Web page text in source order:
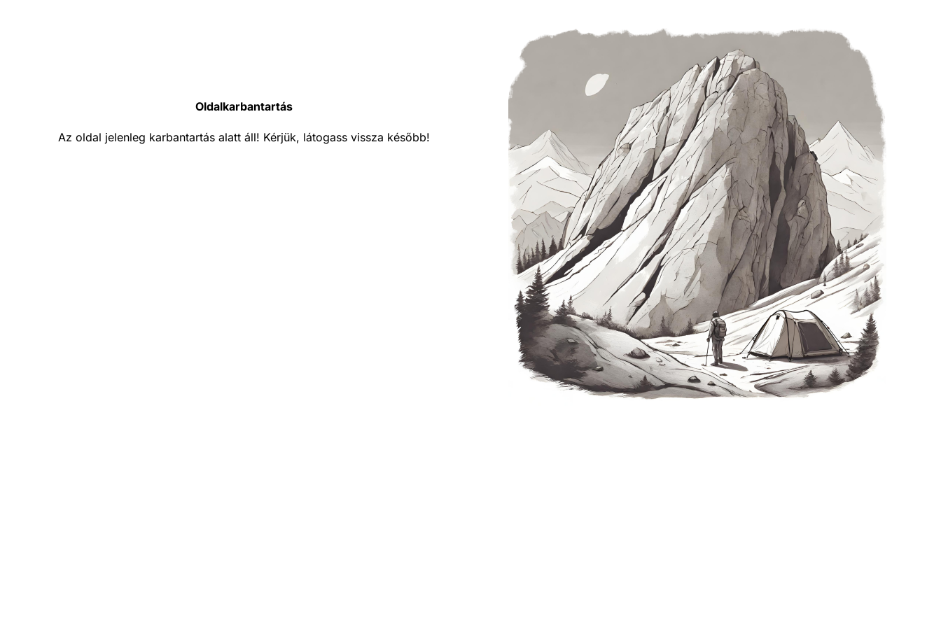
Oldalkarbantartás
Az oldal jelenleg karbantartás alatt áll! Kérjük, látogass vissza később!